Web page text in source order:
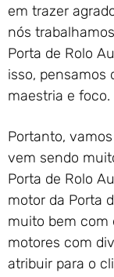
em trazer
nós
Porta de Rolo
isso, pensamos
maestria e foco.
Portanto,
vem sendo
Porta de Rolo
motor da Porta
muito bem com
motores com
atribuir para o